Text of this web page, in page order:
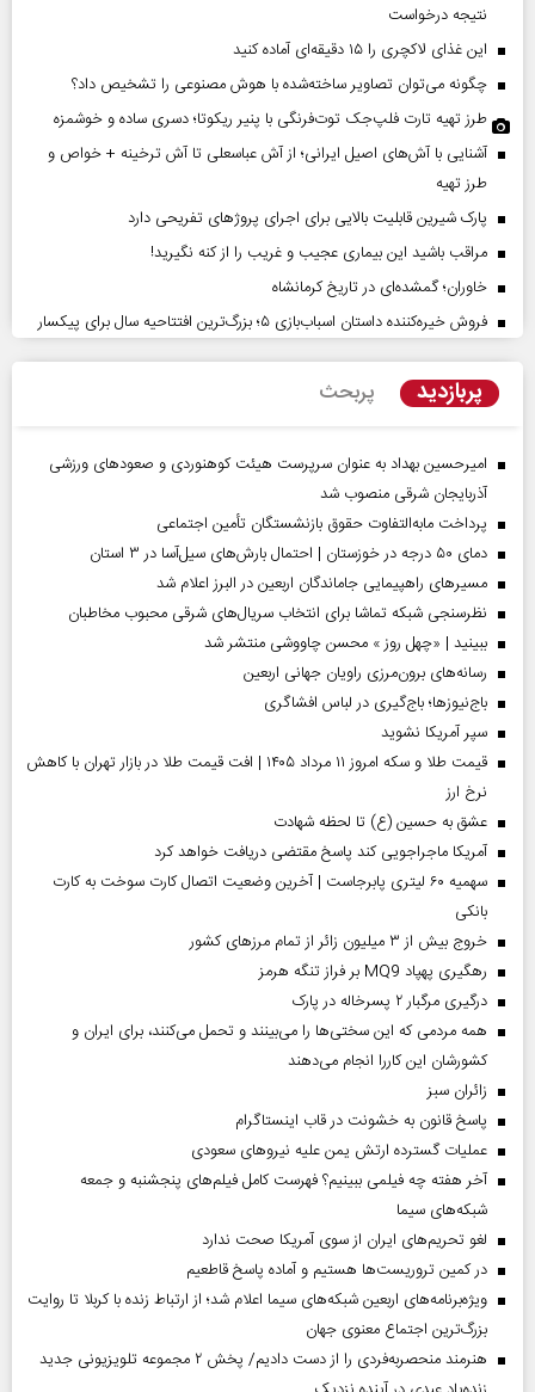
نتیجه درخواست
این غذای لاکچری را ۱۵ دقیقه‌ای آماده کنید
چگونه می‌توان تصاویر ساخته‌شده با هوش مصنوعی را تشخیص داد؟
طرز تهیه تارت فلپ‌جک توت‌فرنگی با پنیر ریکوتا؛ دسری ساده و خوشمزه
آشنایی با آش‌های اصیل ایرانی؛ از آش عباسعلی تا آش ترخینه + خواص و
طرز تهیه
پارک شیرین قابلیت‌ بالایی برای اجرای پروژهای تفریحی دارد
مراقب باشید این بیماری عجیب و غریب را از کنه نگیرید!
خاوران؛ گمشده‌ای در تاریخ کرمانشاه
فروش خیره‌کننده داستان اسباب‌بازی ۵؛ بزرگ‌ترین افتتاحیه سال برای پیکسار
پربازدید پربحث
امیرحسین بهداد به عنوان سرپرست هیئت کوهنوردی و صعودهای ورزشی
آذربایجان شرقی منصوب شد
پرداخت مابه‌التفاوت حقوق بازنشستگان تأمین اجتماعی
دمای ۵۰ درجه در خوزستان | احتمال بارش‌های سیل‌آسا در ۳ استان
مسیر‌های راهپیمایی جاماندگان اربعین در البرز اعلام شد
نظرسنجی شبکه تماشا برای انتخاب سریال‌های شرقی محبوب مخاطبان
ببینید | «چهل روز » محسن چاووشی منتشر شد
رسانه‌های برون‌مرزی راویان جهانی اربعین
باج‌نیوزها؛ باج‌گیری در لباس افشاگری
سپر آمریکا نشوید
قیمت طلا و سکه امروز ۱۱ مرداد ۱۴۰۵ | افت قیمت طلا در بازار تهران با کاهش
نرخ ارز
عشق به حسین (ع) تا لحظه شهادت
آمریکا ماجراجویی کند پاسخ مقتضی دریافت خواهد کرد
سهمیه ۶۰ لیتری پابرجاست | آخرین وضعیت اتصال کارت سوخت به کارت
بانکی
خروج بیش از ۳ میلیون زائر از تمام مرز‌های کشور
رهگیری پهپاد MQ9 بر فراز تنگه هرمز
درگیری مرگبار ۲ پسرخاله در پارک
همه مردمی که این سختی‌ها را می‌بینند و تحمل می‌کنند، برای ایران و
کشورشان این کاررا انجام می‌دهند
‌زائران سبز
پاسخ قانون به خشونت در قاب اینستاگرام
عملیات گسترده ارتش یمن علیه نیروهای سعودی
آخر هفته چه فیلمی ببینیم؟ فهرست کامل فیلم‌های پنجشنبه و جمعه
شبکه‌های سیما
لغو تحریم‌های ایران از سوی آمریکا صحت ندارد
در کمین تروریست‌ها هستیم و آماده پاسخ قاطعیم
ویژه‌برنامه‌های اربعین شبکه‌های سیما اعلام شد؛ از ارتباط زنده با کربلا تا روایت
بزرگ‌ترین اجتماع معنوی جهان
هنرمند منحصر‌به‌فردی را از دست دادیم/ پخش ۲ مجموعه تلویزیونی جدید